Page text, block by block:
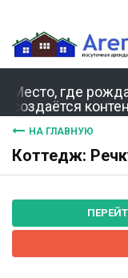
Место, где
создаётся
НА ГЛАВНУЮ
Коттедж: